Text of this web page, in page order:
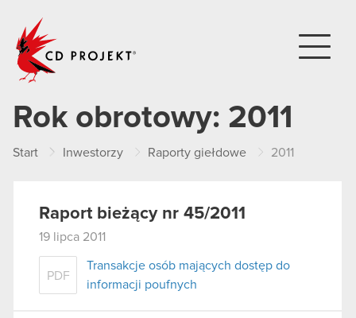
Rok obrotowy: 2011
Start Inwestorzy Raporty giełdowe 2011
Raport bieżący nr 45/2011
19 lipca 2011
PDF
Transakcje osób mających dostęp do
informacji poufnych